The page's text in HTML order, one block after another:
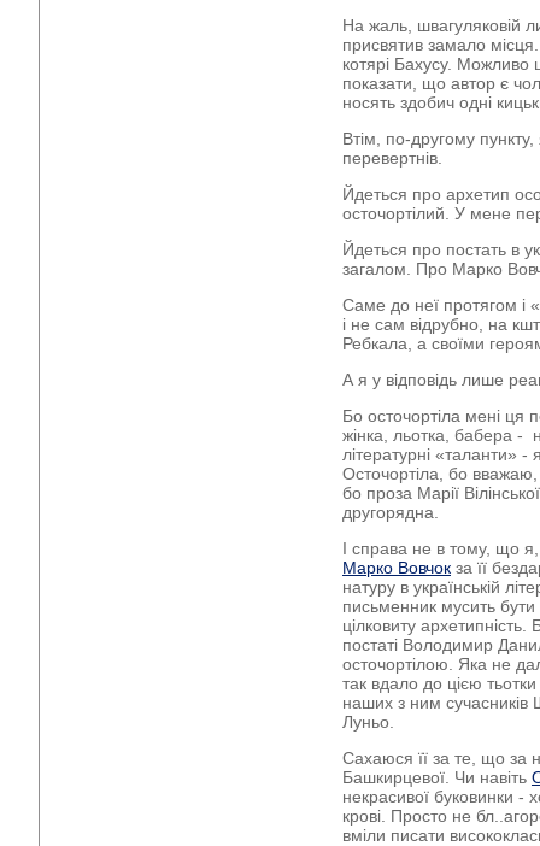
На жаль, швагуляковій
присвятив замало
котярі Бахусу. Можливо
показати, що автор є
носять здобич одні
Втім, по-другому
перевертнів.
Йдеться про архетип
осточортілий. У мене
Йдеться про постать в
загалом. Про Марко
Саме до неї протягом і
і не сам відрубно, на
Ребкала, а своїми
А я у відповідь лише
Бо осточортіла мені
жінка, льотка, бабера -
літературні «таланти»
Осточортіла, бо
бо проза Марії
другорядна.
І справа не в тому, що
Марко Вовчок за її
натуру в українській
письменник мусить
цілковиту архетипність.
постаті Володимир
осточортілою. Яка не
так вдало до цією
наших з ним сучасників
Луньо.
Сахаюся її за те, що за
Башкирцевої. Чи навіть
некрасивої буковинки -
крові. Просто не
вміли писати